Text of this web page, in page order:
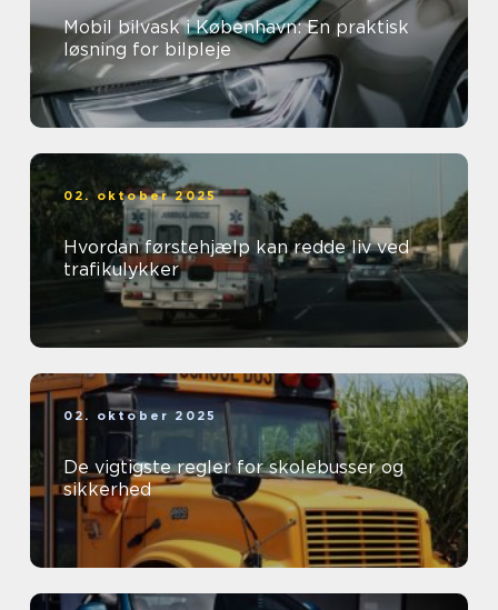
Mobil bilvask i København: En praktisk
løsning for bilpleje
02. oktober 2025
Hvordan førstehjælp kan redde liv ved
trafikulykker
02. oktober 2025
De vigtigste regler for skolebusser og
sikkerhed